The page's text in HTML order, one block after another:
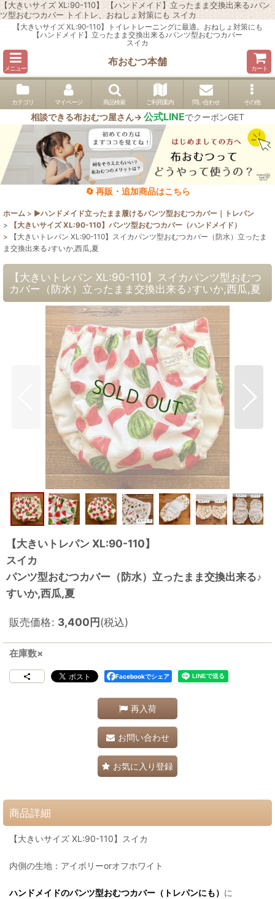
【大きいサイズ XL:90-110】 【ハンドメイド】立ったまま交換出来る♪パン
ツ型おむつカバー トイトレ、おねしょ対策にも スイカ
【大きいサイズ XL:90-110】トイレトレーニングに最適。おねしょ対策にも
【ハンドメイド】立ったまま交換出来る♪パンツ型おむつカバー
スイカ
メニュー
布おむつ本舗
カート
カテゴリ マイページ 商品検索 ご利用案内 問い合わせ その他
相談できる布おむつ屋さん→ 公式LINEでクーポンGET
🔄 再販・追加商品はこちら
ホーム > ▶︎ハンドメイド立ったまま履けるパンツ型おむつカバー｜トレパン
>
【大きいサイズ XL:90-110】パンツ型おむつカバー（ハンドメイド）
>
【大きいトレパン XL:90-110】スイカパンツ型おむつカバー（防水）立ったま
ま交換出来る♪すいか,西瓜,夏
【大きいトレパン XL:90-110】スイカパンツ型おむつ
カバー（防水）立ったまま交換出来る♪すいか,西瓜,夏
【大きいトレパン XL:90-110】
スイカ
パンツ型おむつカバー（防水）立ったまま交換出来る♪
すいか,西瓜,夏
販売価格: 3,400円(税込)
在庫数×
Facebookでシェア
再入荷
お問い合わせ
お気に入り登録
商品詳細
【大きいサイズ XL:90-110】スイカ
内側の生地：アイボリーorオフホワイト
ハンドメイドのパンツ型おむつカバー（トレパンにも） に